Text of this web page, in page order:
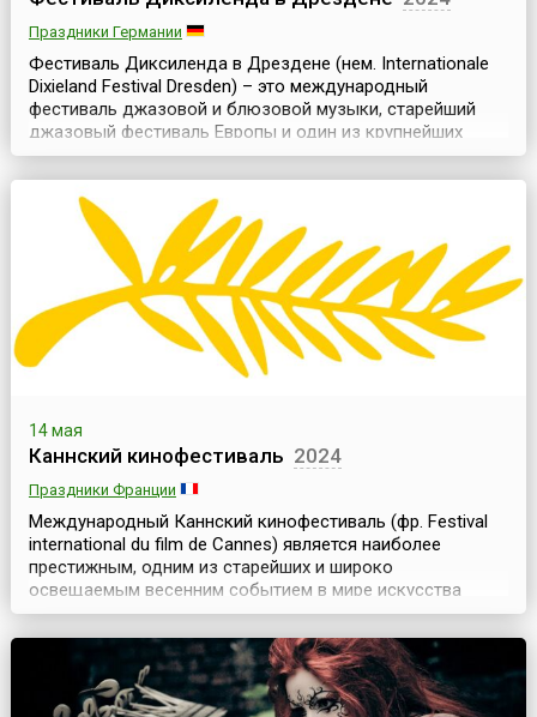
Праздники Германии
Фестиваль Диксиленда в Дрездене (нем. Internationale
Dixieland Festival Dresden) – это международный
фестиваль джазовой и блюзовой музыки, старейший
джазовый фестиваль Европы и один из крупнейших
фестивалей диксиленда в мире. Он проходит ежегодно,
начиная с 1971 года, в середине мая и длится примерно
неделю.Дрезден – старинный немецкий город с богатой
историей и архитектурным наследием. Но ест...
14 мая
Каннский кинофестиваль 2024
Праздники Франции
Международный Каннский кинофестиваль (фр. Festival
international du film de Cannes) является наиболее
престижным, одним из старейших и широко
освещаемым весенним событием в мире искусства
кино. Он проходит ежегодно в мае и длится почти две
недели.Открытие первого международного
кинофестиваля в Каннах планировалось на осень 1939
года. По идее организаторов фестиваля, он должен был
представлять ...